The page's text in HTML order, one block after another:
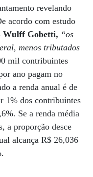
revelando
acordo com estudo
Wulff Gobetti, “os
menos tributados
mil contribuintes
ano pagam no
a renda anual é de
1% dos contribuintes
Se a renda média
a proporção desce
alcança R$ 26,036